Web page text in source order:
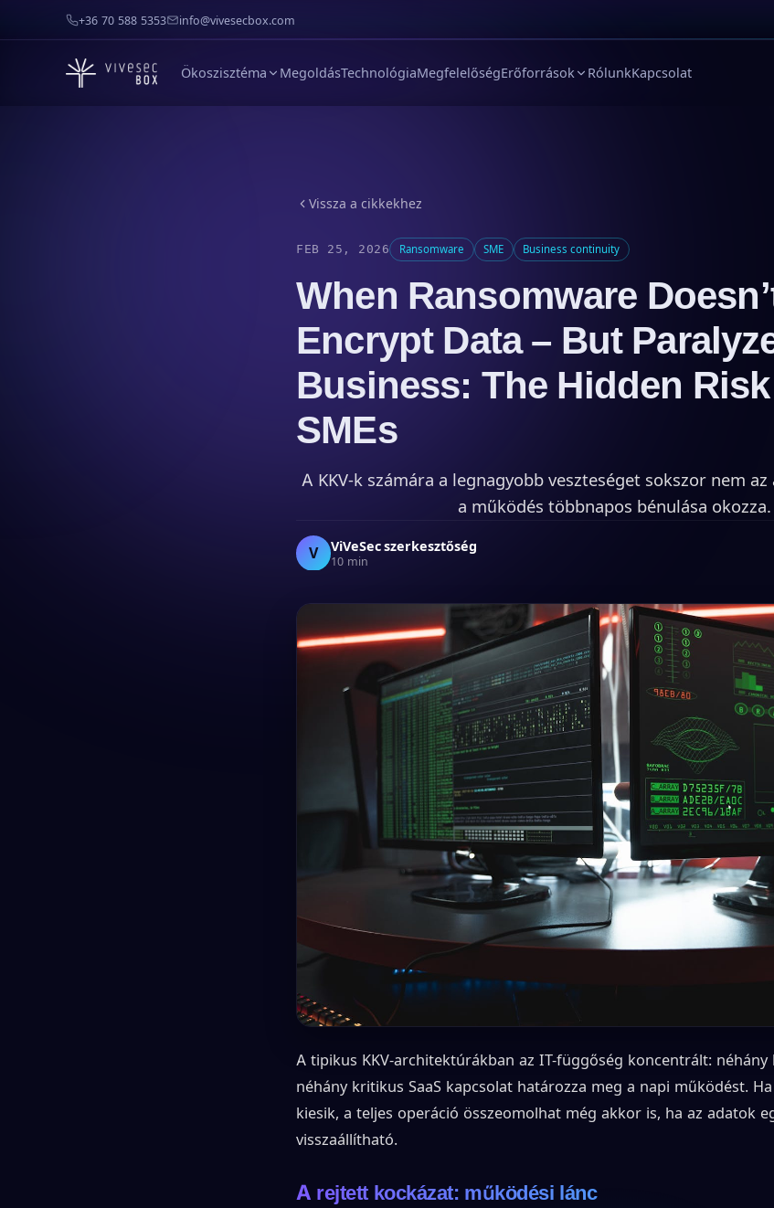
+36 70 588 5353 info@vivesecbox.com
Ökoszisztéma MegoldásTechnológiaMegfelelőségErőforrások RólunkKapcsolat
Vissza a cikkekhez
FEB 25, 2026 Ransomware SME Business continuity
When Ransomware
Encrypt Data – But
Business: The Hidden
SMEs
A KKV-k számára a legnagyobb veszteséget sokszor nem
a működés többnapos bénulása okozza.
V ViVeSec szerkesztőség
10 min
A tipikus KKV-architektúrákban az IT-függőség koncentrált: néhány
néhány kritikus SaaS kapcsolat határozza meg a napi működést.
kiesik, a teljes operáció összeomolhat még akkor is, ha az adatok
visszaállítható.
A rejtett kockázat: működési lánc